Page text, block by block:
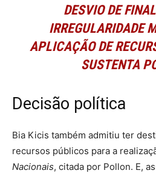
DESVIO DE
IRREGULARIDADE
APLICAÇÃO DE
SUSTENTA
Decisão política
Bia Kicis também admitiu ter
recursos públicos para a
Nacionais, citada por Pollon. E,